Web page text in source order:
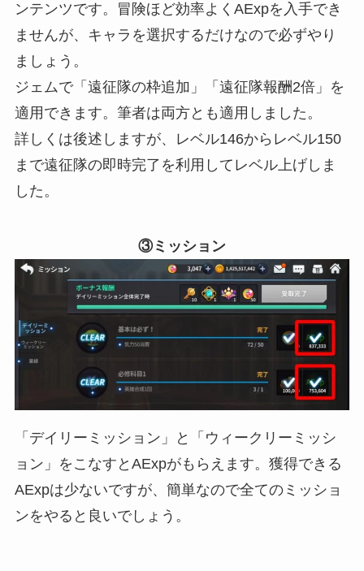
ンテンツです。冒険ほど効率よくAExpを入手でき
ませんが、キャラを選択するだけなので必ずやり
ましょう。
ジェムで「遠征隊の枠追加」「遠征隊報酬2倍」を
適用できます。筆者は両方とも適用しました。
詳しくは後述しますが、レベル146からレベル150
まで遠征隊の即時完了を利用してレベル上げしま
した。
③ミッション
「デイリーミッション」と「ウィークリーミッシ
ョン」をこなすとAExpがもらえます。獲得できる
AExpは少ないですが、簡単なので全てのミッショ
ンをやると良いでしょう。